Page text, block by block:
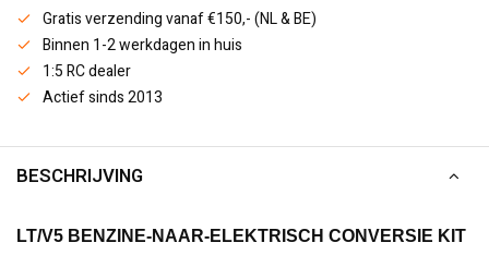
Gratis verzending vanaf €150,- (NL & BE)
Binnen 1-2 werkdagen in huis
1:5 RC dealer
Actief sinds 2013
BESCHRIJVING
LT/V5 BENZINE-NAAR-ELEKTRISCH CONVERSIE KIT